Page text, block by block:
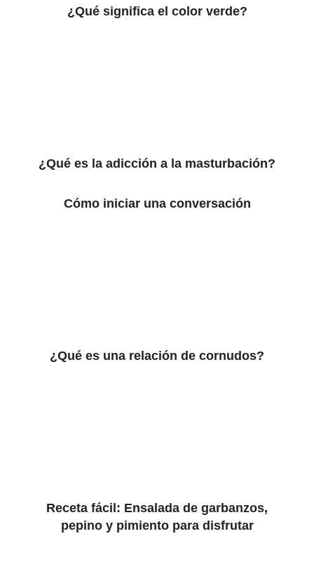
¿Qué significa el color verde?
¿Qué es la adicción a la masturbación?
Cómo iniciar una conversación
¿Qué es una relación de cornudos?
Receta fácil: Ensalada de garbanzos,
pepino y pimiento para disfrutar